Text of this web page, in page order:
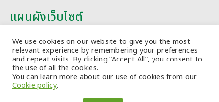
แผนผังเว็บไซต์
บทความ
We use cookies on our website to give you the most
relevant experience by remembering your preferences
and repeat visits. By clicking “Accept All”, you consent to
the use of all the cookies.
You can learn more about our use of cookies from our
Cookie policy.